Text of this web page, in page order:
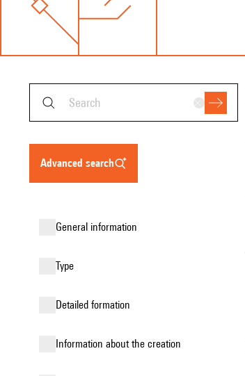
advanced search
general information
type
detailed formation
information about the creation